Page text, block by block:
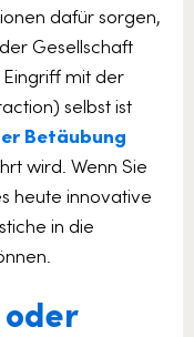
dafür sorgen,
Gesellschaft
mit der
selbst ist
Betäubung
wird. Wenn Sie
heute innovative
in die